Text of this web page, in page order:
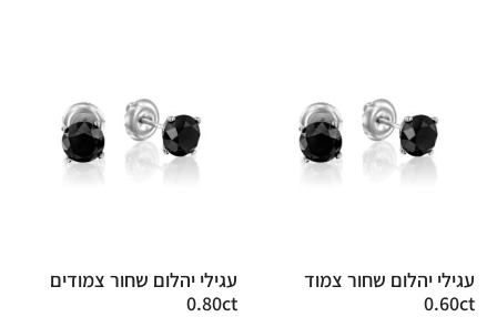
עגילי יהלום שחור צמוד
0.60ct
עגילי יהלום שחור צמודים
0.80ct